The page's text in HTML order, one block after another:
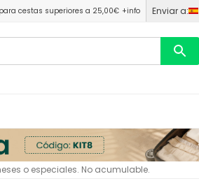
para cestas superiores a 25,00€ +info Enviar a:
o especiales. No acumulable.